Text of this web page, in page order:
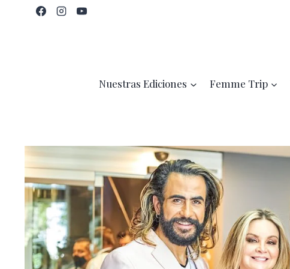
Nuestras Ediciones Femme Trip